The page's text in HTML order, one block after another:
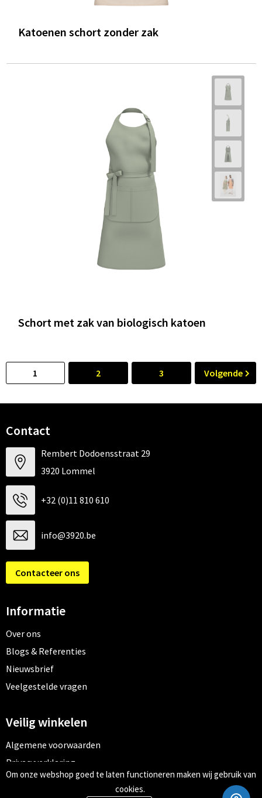
Katoenen schort zonder zak
Schort met zak van biologisch katoen
1 2 3 Volgende
Contact
Rembert Dodoensstraat 29
3920 Lommel
+32 (0)11 810 610
info@3920.be
Contacteer ons
Informatie
Over ons
Blogs & Referenties
Nieuwsbrief
Veelgestelde vragen
Veilig winkelen
Algemene voorwaarden
Privacyverklaring
Cookiebeleid
Om onze webshop goed te laten functioneren maken wij gebruik van
cookies.